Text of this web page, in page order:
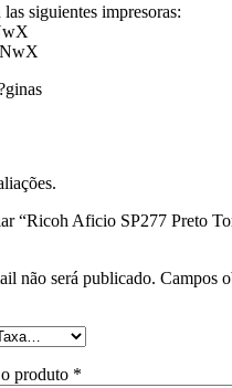
siguientes impresoras:
“Ricoh Aficio SP277 Preto
não será publicado. Campos
produto *